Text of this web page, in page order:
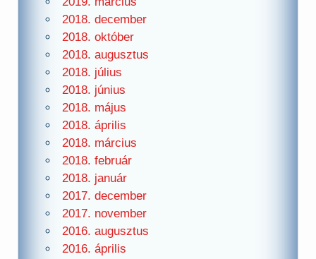
2018. december
2018. október
2018. augusztus
2018. július
2018. június
2018. május
2018. április
2018. március
2018. február
2018. január
2017. december
2017. november
2016. augusztus
2016. április